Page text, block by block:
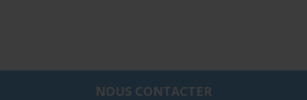
NOUS CONTACTER